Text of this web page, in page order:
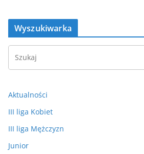
Wyszukiwarka
Aktualności
III liga Kobiet
III liga Mężczyzn
Junior